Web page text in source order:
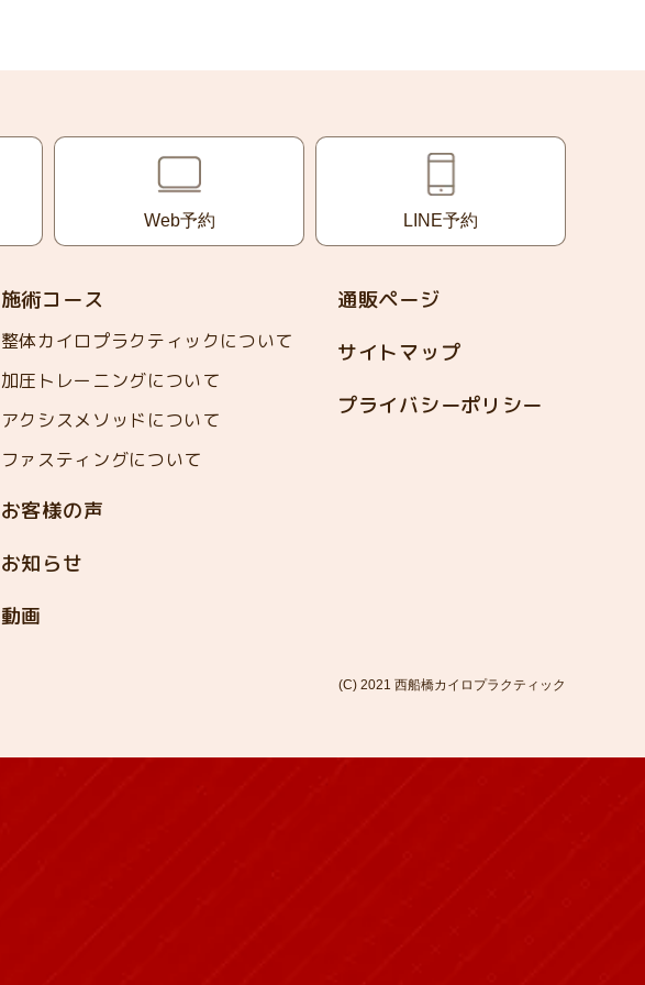
Web予約 LINE予約
施術コース
整体カイロプラクティックについて
加圧トレーニングについて
アクシスメソッドについて
ファスティングについて
お客様の声
お知らせ
動画
通販ページ
サイトマップ
プライバシーポリシー
(C) 2021 西船橋カイロプラクティック